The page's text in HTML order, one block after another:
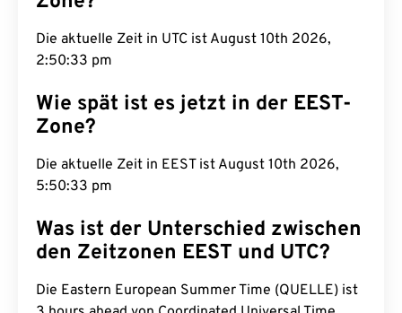
Die aktuelle Zeit in UTC ist August 10th 2026,
2:50:34 pm
Wie spät ist es jetzt in der EEST-
Zone?
Die aktuelle Zeit in EEST ist August 10th 2026,
5:50:34 pm
Was ist der Unterschied zwischen
den Zeitzonen EEST und UTC?
Die Eastern European Summer Time (QUELLE) ist